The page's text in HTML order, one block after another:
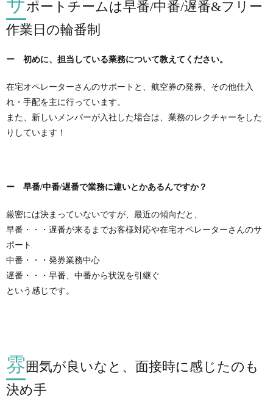
ポートチームは早番/中番/遅番&フリー
作業日の輪番制
ー 初めに、担当している業務について教えてください。
在宅オペレーターさんのサポートと、航空券の発券、その他仕入
れ・手配を主に行っています。
また、新しいメンバーが入社した場合は、業務のレクチャーをした
りしています！
ー 早番/中番/遅番で業務に違いとかあるんですか？
厳密には決まっていないですが、最近の傾向だと、
早番・・・遅番が来るまでお客様対応や在宅オペレーターさんのサ
ポート
中番・・・発券業務中心
遅番・・・早番、中番から状況を引継ぐ
という感じです。
雰 囲気が良いなと、面接時に感じたのも
決め手